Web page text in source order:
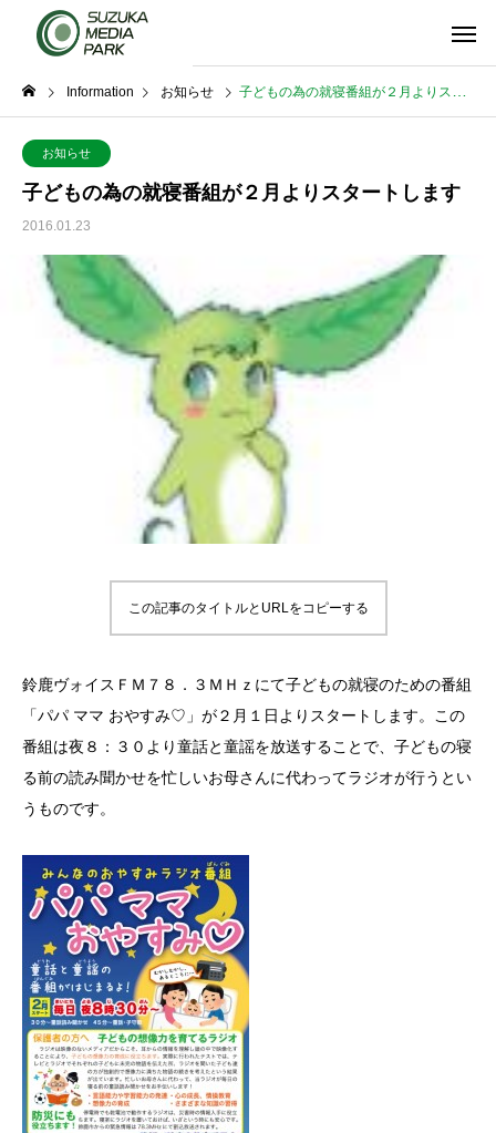
Information お知らせ 子どもの為の就寝番組が２月よりスタートします
お知らせ
子どもの為の就寝番組が２月よりスタートします
2016.01.23
この記事のタイトルとURLをコピーする
鈴鹿ヴォイスＦＭ７８．３ＭＨｚにて子どもの就寝のための番組
「パパ ママ おやすみ♡」が２月１日よりスタートします。この
番組は夜８：３０より童話と童謡を放送することで、子どもの寝
る前の読み聞かせを忙しいお母さんに代わってラジオが行うとい
うものです。